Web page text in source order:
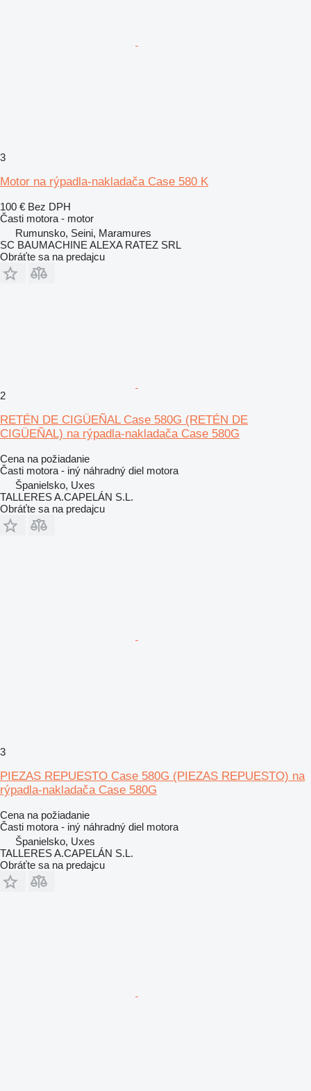
3
Motor na rýpadla-nakladača Case 580 K
100 € Bez DPH
Časti motora - motor
Rumunsko, Seini, Maramures
SC BAUMACHINE ALEXA RATEZ SRL
Obráťte sa na predajcu
2
RETÉN DE CIGÜEÑAL Case 580G (RETÉN DE
CIGÜEÑAL) na rýpadla-nakladača Case 580G
Cena na požiadanie
Časti motora - iný náhradný diel motora
Španielsko, Uxes
TALLERES A.CAPELÁN S.L.
Obráťte sa na predajcu
3
PIEZAS REPUESTO Case 580G (PIEZAS REPUESTO) na
rýpadla-nakladača Case 580G
Cena na požiadanie
Časti motora - iný náhradný diel motora
Španielsko, Uxes
TALLERES A.CAPELÁN S.L.
Obráťte sa na predajcu